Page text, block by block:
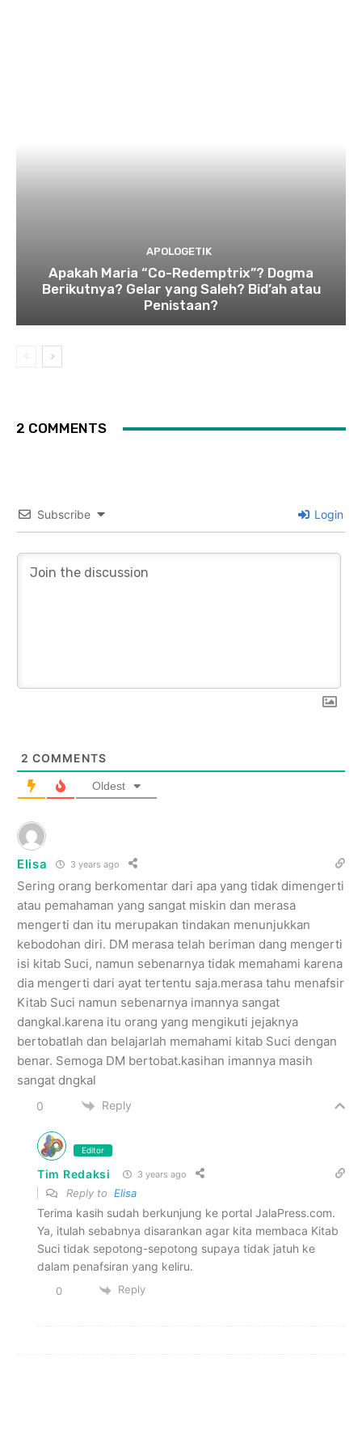
APOLOGETIK
Apakah Maria “Co-Redemptrix”? Dogma
Berikutnya? Gelar yang Saleh? Bid’ah atau
Penistaan?
2 COMMENTS
Subscribe Login
2 COMMENTS
Oldest
Elisa 3 years ago
Sering orang berkomentar dari apa yang tidak dimengerti
atau pemahaman yang sangat miskin dan merasa
mengerti dan itu merupakan tindakan menunjukkan
kebodohan diri. DM merasa telah beriman dang mengerti
isi kitab Suci, namun sebenarnya tidak memahami karena
dia mengerti dari ayat tertentu saja.merasa tahu menafsir
Kitab Suci namun sebenarnya imannya sangat
dangkal.karena itu orang yang mengikuti jejaknya
bertobatlah dan belajarlah memahami kitab Suci dengan
benar. Semoga DM bertobat.kasihan imannya masih
sangat dngkal
0 Reply
Editor
Tim Redaksi 3 years ago
Reply to Elisa
Terima kasih sudah berkunjung ke portal JalaPress.com.
Ya, itulah sebabnya disarankan agar kita membaca Kitab
Suci tidak sepotong-sepotong supaya tidak jatuh ke
dalam penafsiran yang keliru.
0 Reply